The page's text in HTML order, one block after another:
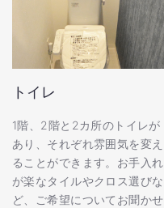
トイレ
1階、2階と2カ所のトイレが
あり、それぞれ雰囲気を変え
ることができます。お手入れ
が楽なタイルやクロス選びな
ど、ご希望についてお聞かせ